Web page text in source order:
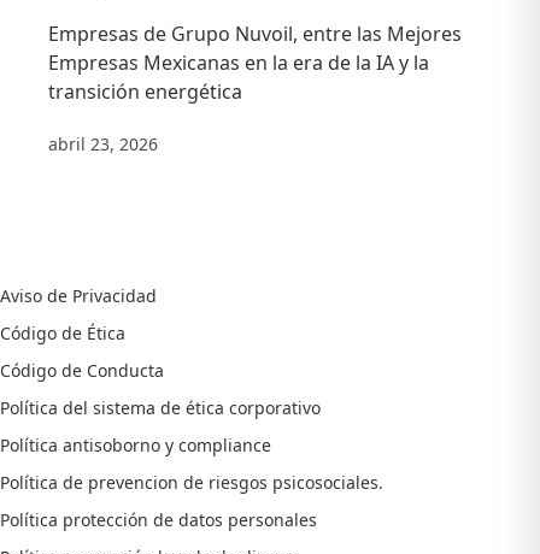
Empresas de Grupo Nuvoil, entre las Mejores
Empresas Mexicanas en la era de la IA y la
transición energética
abril 23, 2026
Aviso de Privacidad
Código de Ética
Código de Conducta
Política del sistema de ética corporativo
Política antisoborno y compliance
Política de prevencion de riesgos psicosociales.
Política protección de datos personales